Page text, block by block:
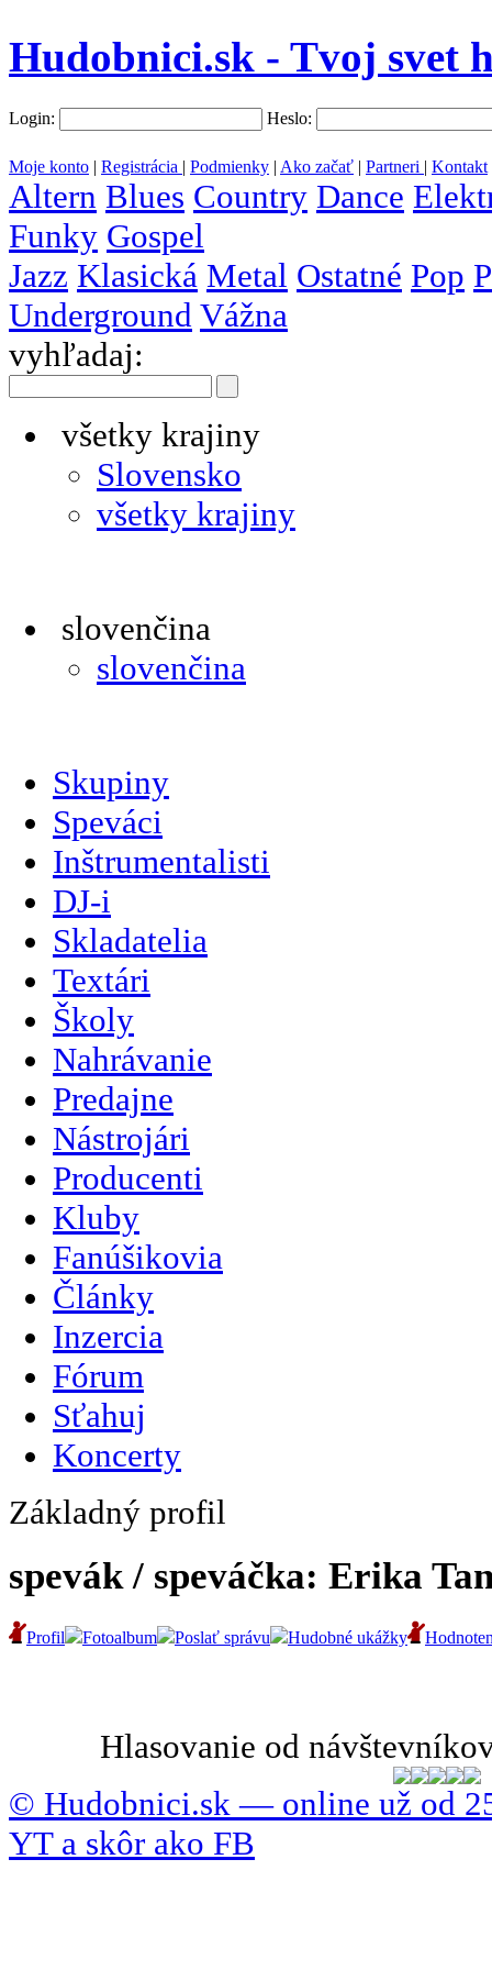
Hudobnici.sk - Tvoj svet
Login: Heslo:
Moje konto | Registrácia | Podmienky | Ako začať | Partneri | Kontakt
Altern Blues Country Dance
Funky Gospel
Jazz Klasická Metal Ostatné Pop
Underground Vážna
vyhľadaj:
všetky krajiny
Slovensko
všetky krajiny
slovenčina
slovenčina
Skupiny
Speváci
Inštrumentalisti
DJ-i
Skladatelia
Textári
Školy
Nahrávanie
Predajne
Nástrojári
Producenti
Kluby
Fanúšikovia
Články
Inzercia
Fórum
Sťahuj
Koncerty
Základný profil
spevák / speváčka: Erika
Profil Fotoalbum Poslať správu Hudobné ukážky
Hlasovanie od
© Hudobnici.sk — online už od
YT a skôr ako FB